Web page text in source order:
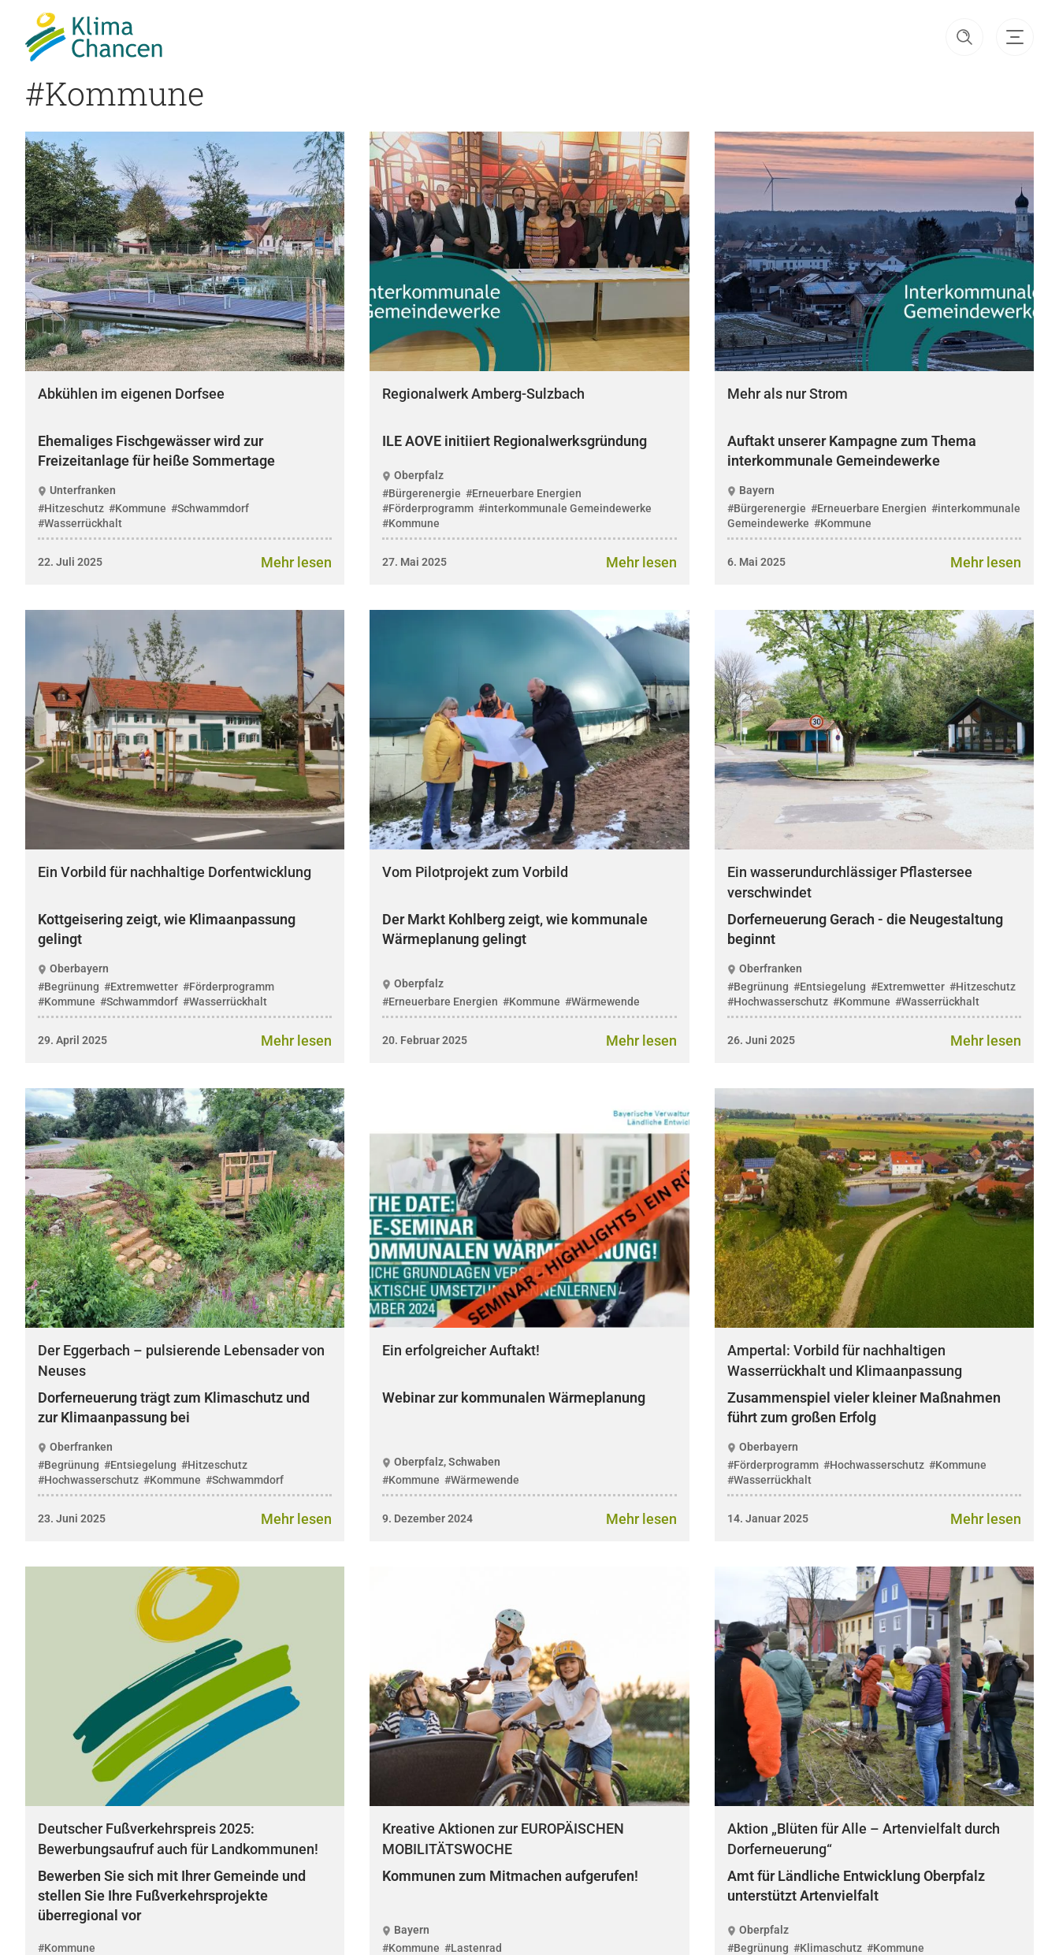
#Kommune
Abkühlen im eigenen Dorfsee
Ehemaliges Fischgewässer wird zur
Freizeitanlage für heiße Sommertage
Unterfranken
#Hitzeschutz #Kommune #Schwammdorf
#Wasserrückhalt
22. Juli 2025 Mehr lesen
Regionalwerk Amberg-Sulzbach
ILE AOVE initiiert Regionalwerksgründung
Oberpfalz
#Bürgerenergie #Erneuerbare Energien
#Förderprogramm #interkommunale Gemeindewerke
#Kommune
27. Mai 2025 Mehr lesen
Mehr als nur Strom
Auftakt unserer Kampagne zum Thema
interkommunale Gemeindewerke
Bayern
#Bürgerenergie #Erneuerbare Energien #interkommunale
Gemeindewerke #Kommune
6. Mai 2025 Mehr lesen
Ein Vorbild für nachhaltige Dorfentwicklung
Kottgeisering zeigt, wie Klimaanpassung
gelingt
Oberbayern
#Begrünung #Extremwetter #Förderprogramm
#Kommune #Schwammdorf #Wasserrückhalt
29. April 2025 Mehr lesen
Vom Pilotprojekt zum Vorbild
Der Markt Kohlberg zeigt, wie kommunale
Wärmeplanung gelingt
Oberpfalz
#Erneuerbare Energien #Kommune #Wärmewende
20. Februar 2025 Mehr lesen
Ein wasserundurchlässiger Pflastersee
verschwindet
Dorferneuerung Gerach - die Neugestaltung
beginnt
Oberfranken
#Begrünung #Entsiegelung #Extremwetter #Hitzeschutz
#Hochwasserschutz #Kommune #Wasserrückhalt
26. Juni 2025 Mehr lesen
Der Eggerbach – pulsierende Lebensader von
Neuses
Dorferneuerung trägt zum Klimaschutz und
zur Klimaanpassung bei
Oberfranken
#Begrünung #Entsiegelung #Hitzeschutz
#Hochwasserschutz #Kommune #Schwammdorf
23. Juni 2025 Mehr lesen
Ein erfolgreicher Auftakt!
Webinar zur kommunalen Wärmeplanung
Oberpfalz, Schwaben
#Kommune #Wärmewende
9. Dezember 2024 Mehr lesen
Ampertal: Vorbild für nachhaltigen
Wasserrückhalt und Klimaanpassung
Zusammenspiel vieler kleiner Maßnahmen
führt zum großen Erfolg
Oberbayern
#Förderprogramm #Hochwasserschutz #Kommune
#Wasserrückhalt
14. Januar 2025 Mehr lesen
Deutscher Fußverkehrspreis 2025:
Bewerbungsaufruf auch für Landkommunen!
Bewerben Sie sich mit Ihrer Gemeinde und
stellen Sie Ihre Fußverkehrsprojekte
überregional vor
#Kommune
Kreative Aktionen zur EUROPÄISCHEN
MOBILITÄTSWOCHE
Kommunen zum Mitmachen aufgerufen!
Bayern
#Kommune #Lastenrad
Aktion „Blüten für Alle – Artenvielfalt durch
Dorferneuerung“
Amt für Ländliche Entwicklung Oberpfalz
unterstützt Artenvielfalt
Oberpfalz
#Begrünung #Klimaschutz #Kommune